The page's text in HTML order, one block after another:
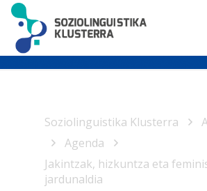
Soziolinguistika Klusterra
Agenda
Jakintzak, hizkuntza eta
jardunaldia